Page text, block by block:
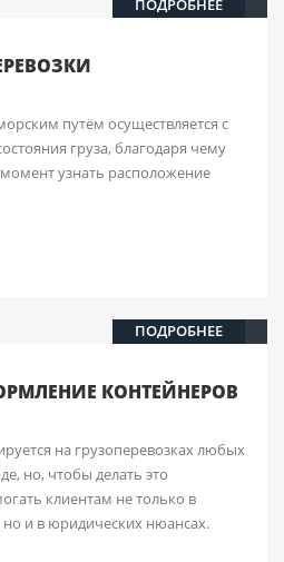
ПОДРОБНЕЕ
путём осуществляется с
груза, благодаря чему
узнать расположение
ПОДРОБНЕЕ
КОНТЕЙНЕРОВ
на грузоперевозках любых
но, чтобы делать это
клиентам не только в
но и в юридических нюансах.